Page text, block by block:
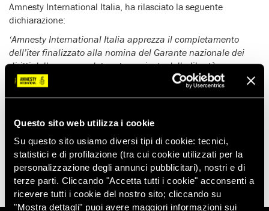
Questo sito web utilizza i cookie
Su questo sito usiamo diversi tipi di cookie: tecnici,
statistici e di profilazione (tra cui cookie utilizzati per la
personalizzazione degli annunci pubblicitari), nostri e di
terze parti. Cliccando "Accetta tutti i cookie" acconsenti a
ricevere tutti i cookie del nostro sito; cliccando su
"Mostra dettagli" puoi avere maggiori informazioni sui
Amnesty International Italia, ha rilasciato la seguente
dichiarazione:
‘Amnesty International Italia apprezza il completamento
dell’iter finalizzato alla nomina del Garante nazionale dei
diritti delle persone detenute e private della libertà
personale. Esprime viva soddisfazione per la scelta di Mauro
Palma, ex Presidente del Comitato europeo per la
le caratteristiche di competenza, autorevolezza e
indipendenza necessarie. Auspica che la nuova autorità di
garanzia sia posta al più presto nelle condizioni di svolgere le
sue funzioni nel modo più efficace possibile’.